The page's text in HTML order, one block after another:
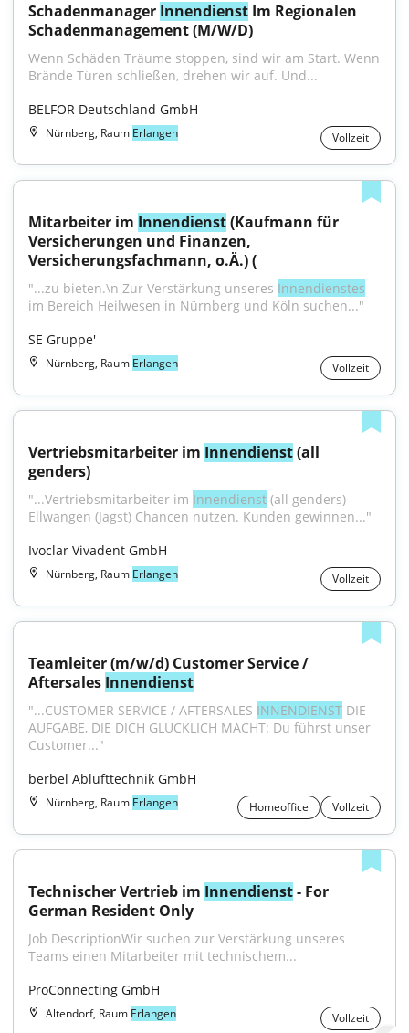
Schadenmanager Innendienst Im Regionalen
Schadenmanagement (M/W/D)
Wenn Schäden Träume stoppen, sind wir am Start. Wenn
Brände Türen schließen, drehen wir auf. Und...
BELFOR Deutschland GmbH
Nürnberg, Raum Erlangen Vollzeit
Mitarbeiter im Innendienst (Kaufmann für
Versicherungen und Finanzen,
Versicherungsfachmann, o.Ä.) (
"...zu bieten.\n Zur Verstärkung unseres Innendienstes
im Bereich Heilwesen in Nürnberg und Köln suchen..."
SE Gruppe'
Nürnberg, Raum Erlangen Vollzeit
Vertriebsmitarbeiter im Innendienst (all
genders)
"...Vertriebsmitarbeiter im Innendienst (all genders)
Ellwangen (Jagst) Chancen nutzen. Kunden gewinnen..."
Ivoclar Vivadent GmbH
Nürnberg, Raum Erlangen Vollzeit
Teamleiter (m/w/d) Customer Service /
Aftersales Innendienst
"...CUSTOMER SERVICE / AFTERSALES INNENDIENST DIE
AUFGABE, DIE DICH GLÜCKLICH MACHT: Du führst unser
Customer..."
berbel Ablufttechnik GmbH
Nürnberg, Raum Erlangen Homeoffice Vollzeit
Technischer Vertrieb im Innendienst - For
German Resident Only
Job DescriptionWir suchen zur Verstärkung unseres
Teams einen Mitarbeiter mit technischem...
ProConnecting GmbH
Altendorf, Raum Erlangen Vollzeit